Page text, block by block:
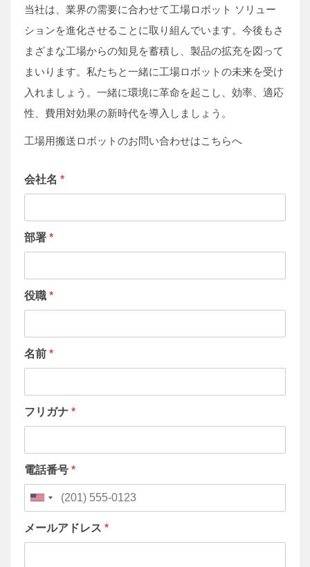
当社は、業界の需要に合わせて工場ロボット ソリュー
ションを進化させることに取り組んでいます。今後もさ
まざまな工場からの知見を蓄積し、製品の拡充を図って
まいります。私たちと一緒に工場ロボットの未来を受け
入れましょう。一緒に環境に革命を起こし、効率、適応
性、費用対効果の新時代を導入しましょう。
工場用搬送ロボットのお問い合わせはこちらへ
会社名 *
部署 *
役職 *
名前 *
フリガナ *
電話番号 *
メールアドレス *